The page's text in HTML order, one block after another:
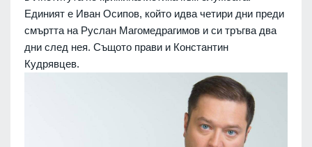
Единият е Иван Осипов, който идва четири дни преди
смъртта на Руслан Магомедрагимов и си тръгва два
дни след нея. Същото прави и Константин
Кудрявцев.